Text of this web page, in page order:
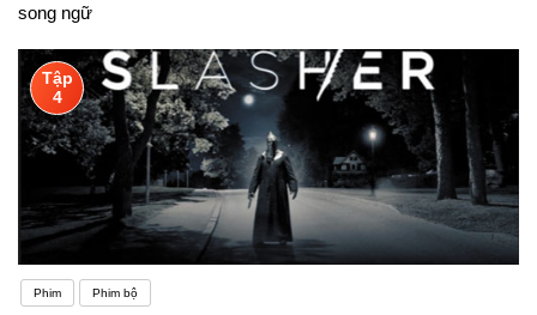
song ngữ
Tập
4
Phim Phim bộ